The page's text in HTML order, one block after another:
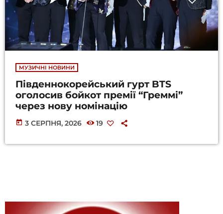
МУЗИЧНІ НОВИНИ
Південнокорейський гурт BTS
оголосив бойкот премії “Греммі”
через нову номінацію
today 3 СЕРПНЯ, 2026 19